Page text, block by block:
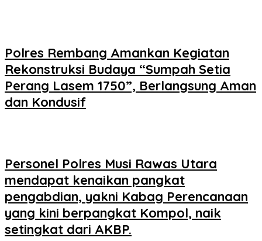
Polres Rembang Amankan Kegiatan
Rekonstruksi Budaya “Sumpah Setia
Perang Lasem 1750”, Berlangsung Aman
dan Kondusif
Personel Polres Musi Rawas Utara
mendapat kenaikan pangkat
pengabdian, yakni Kabag Perencanaan
yang kini berpangkat Kompol, naik
setingkat dari AKBP.